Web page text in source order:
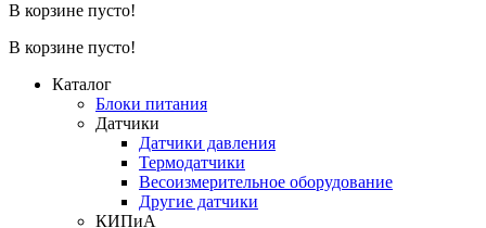
В корзине пусто!
В корзине пусто!
Каталог
Блоки питания
Датчики
Датчики давления
Термодатчики
Весоизмерительное оборудование
Другие датчики
КИПиА